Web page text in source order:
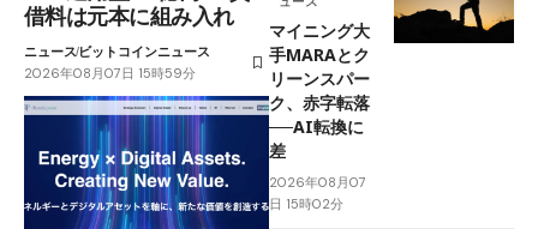
借料は元本に組み入れ
ニュースビットコインニュース
2026年08月07日 15時59分
マイニング大
手MARAとク
リーンスパー
ク、赤字転落
──AI転換に
差
2026年08月07
日 15時02分